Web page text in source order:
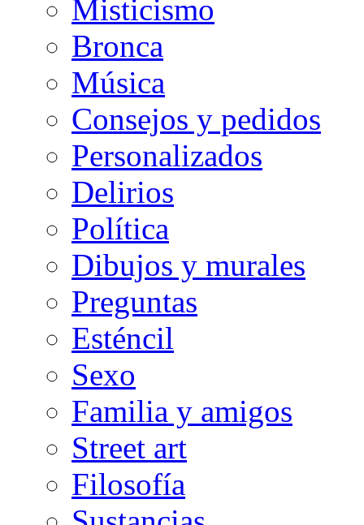
Misticismo
Bronca
Música
Consejos y pedidos
Personalizados
Delirios
Política
Dibujos y murales
Preguntas
Esténcil
Sexo
Familia y amigos
Street art
Filosofía